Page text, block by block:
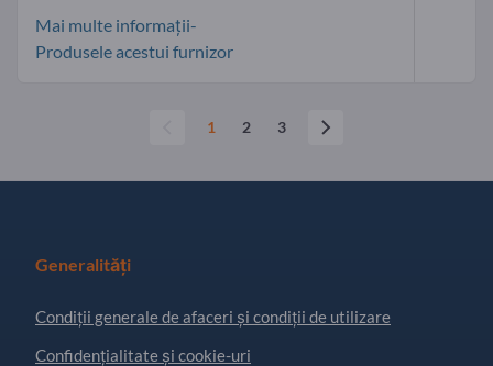
Mai multe informații-
Produsele acestui furnizor
1 2 3
Generalități
Condiţii generale de afaceri și condiții de utilizare
Confidențialitate și cookie-uri